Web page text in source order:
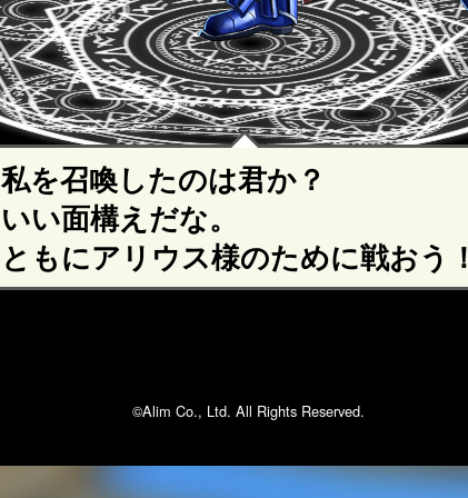
私を召喚したのは君か？
いい面構えだな。
ともにアリウス様のために戦おう！
©Alim Co., Ltd. All Rights Reserved.